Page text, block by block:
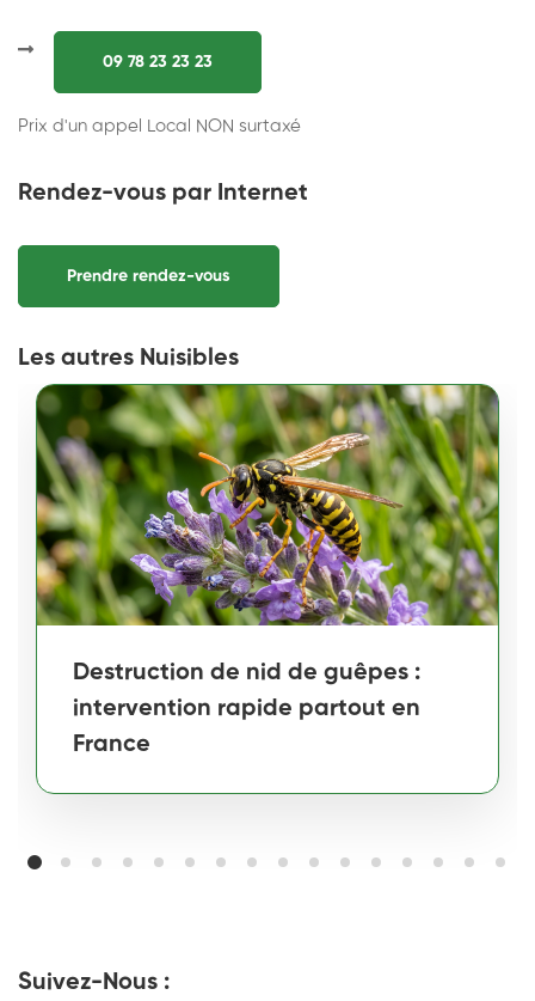
09 78 23 23 23
Prix d'un appel Local NON surtaxé
Rendez-vous par Internet
Prendre rendez-vous
Les autres Nuisibles
Destruction de nid de guêpes :
intervention rapide partout en
France
Suivez-Nous :